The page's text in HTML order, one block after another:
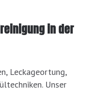
in der
Leckageortung,
Unser